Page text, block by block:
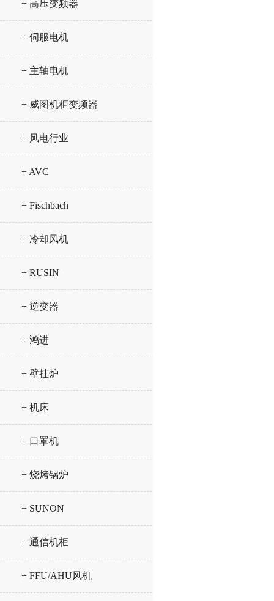
+ 高压变频器
+ 伺服电机
+ 主轴电机
+ 威图机柜变频器
+ 风电行业
+ AVC
+ Fischbach
+ 冷却风机
+ RUSIN
+ 逆变器
+ 鸿进
+ 壁挂炉
+ 机床
+ 口罩机
+ 烧烤锅炉
+ SUNON
+ 通信机柜
+ FFU/AHU风机